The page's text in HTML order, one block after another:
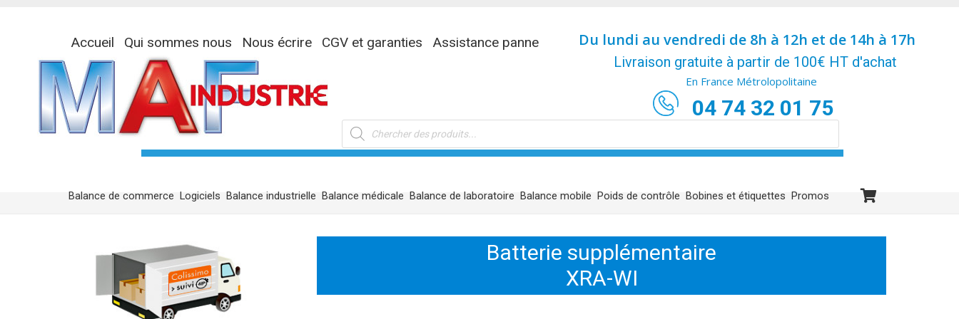
Accueil Qui sommes nous Nous écrire CGV et garanties Assistance panne
04 74 32 01 75
Du lundi au vendredi de 8h à 12h et de 14h à 17h
Recherche
de
En France Métrolopolitaine
Livraison gratuite à partir de 100€ HT d'achat
Balance de commerce Logiciels Balance industrielle Balance médicale Balance de laboratoire Balance mobile Poids de contrôle Bobines et étiquettes Promos
Batterie supplémentaire
XRA-WI